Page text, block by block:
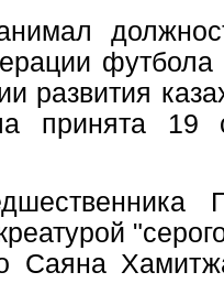
развития
принята
Саяна